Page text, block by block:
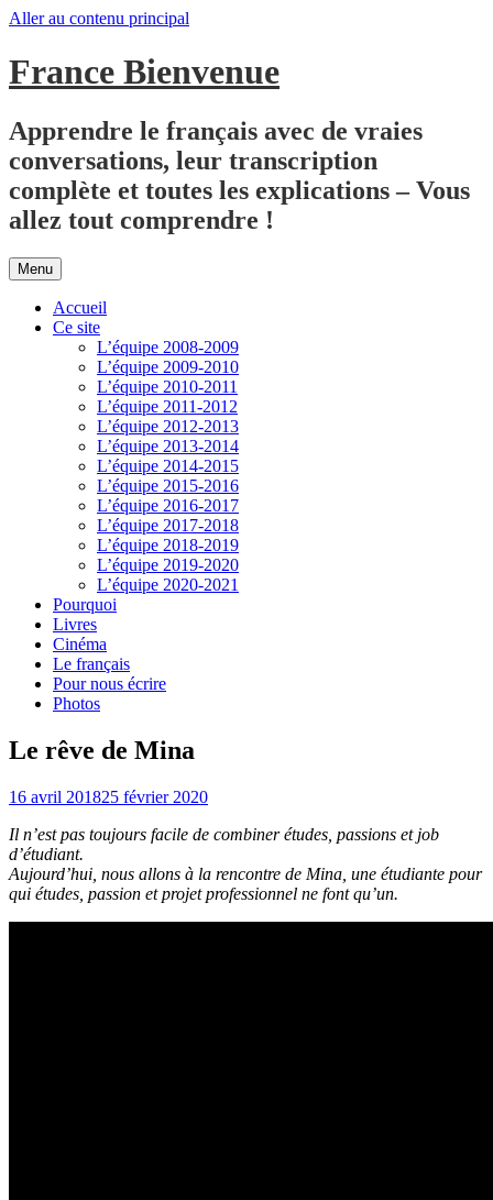
Aller au contenu principal
France Bienvenue
Apprendre le français avec de vraies
conversations, leur transcription
complète et toutes les explications – Vous
allez tout comprendre !
Menu
Accueil
Ce site
L’équipe 2008-2009
L’équipe 2009-2010
L’équipe 2010-2011
L’équipe 2011-2012
L’équipe 2012-2013
L’équipe 2013-2014
L’équipe 2014-2015
L’équipe 2015-2016
L’équipe 2016-2017
L’équipe 2017-2018
L’équipe 2018-2019
L’équipe 2019-2020
L’équipe 2020-2021
Pourquoi
Livres
Cinéma
Le français
Pour nous écrire
Photos
Le rêve de Mina
16 avril 201825 février 2020
Il n’est pas toujours facile de combiner études, passions et job
d’étudiant.
Aujourd’hui, nous allons à la rencontre de Mina, une étudiante pour
qui études, passion et projet professionnel ne font qu’un.